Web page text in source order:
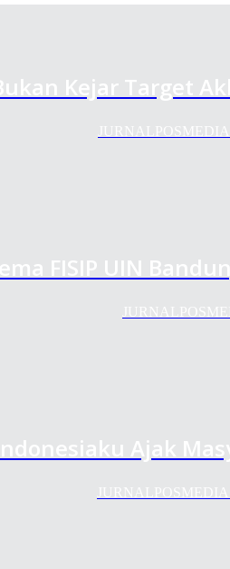
Kejar Target
FISIP UIN
Ajak